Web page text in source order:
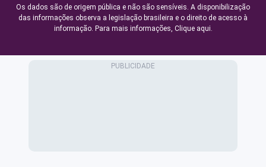
Os dados são de origem pública e não são sensíveis. A disponibilização
das informações observa a legislação brasileira e o direito de acesso à
informação. Para mais informações, Clique aqui.